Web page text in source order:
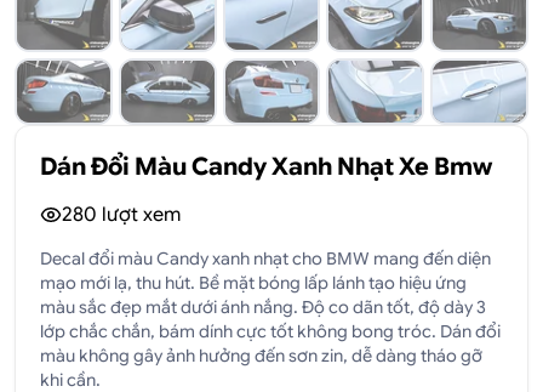
Dán Đổi Màu Candy Xanh Nhạt Xe Bmw
280 lượt xem
Decal đổi màu Candy xanh nhạt cho BMW mang đến diện
mạo mới lạ, thu hút. Bề mặt bóng lấp lánh tạo hiệu ứng
màu sắc đẹp mắt dưới ánh nắng. Độ co dãn tốt, độ dày 3
lớp chắc chắn, bám dính cực tốt không bong tróc. Dán đổi
màu không gây ảnh hưởng đến sơn zin, dễ dàng tháo gỡ
khi cần.